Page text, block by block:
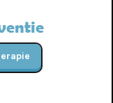
Dan verwijs ik